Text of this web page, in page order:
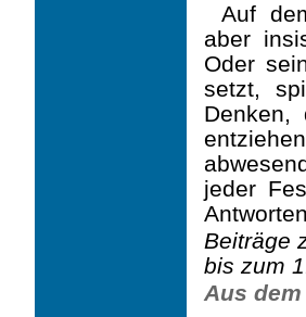
Auf
aber
Oder
setzt,
jeder
Beiträge
bis zum
Aus dem